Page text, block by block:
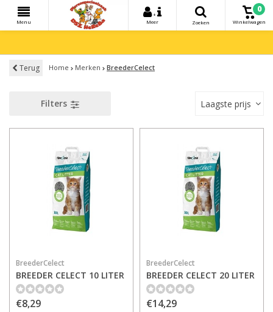
Menu
+
Meer
Zoeken
0
Winkelwagen
Terug Home Merken BreederCelect
Filters Laagste prijs
BreederCelect
BREEDER CELECT 10 LITER
€8,29
BreederCelect
BREEDER CELECT 20 LITER
€14,29